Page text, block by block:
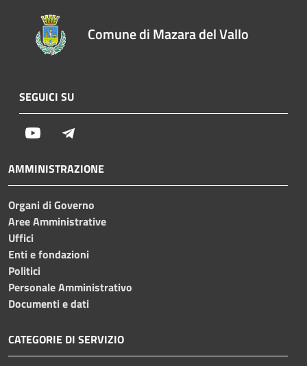
Comune di Mazara del Vallo
SEGUICI SU
Youtube
AMMINISTRAZIONE
Organi di Governo
Aree Amministrative
Uffici
Enti e fondazioni
Politici
Personale Amministrativo
Documenti e dati
CATEGORIE DI SERVIZIO